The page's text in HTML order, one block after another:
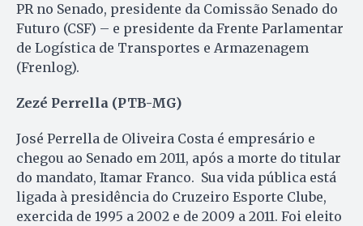
PR no Senado, presidente da Comissão Senado do
Futuro (CSF) – e presidente da Frente Parlamentar
de Logística de Transportes e Armazenagem
(Frenlog).
Zezé Perrella (PTB-MG)
José Perrella de Oliveira Costa é empresário e
chegou ao Senado em 2011, após a morte do titular
do mandato, Itamar Franco. Sua vida pública está
ligada à presidência do Cruzeiro Esporte Clube,
exercida de 1995 a 2002 e de 2009 a 2011. Foi eleito